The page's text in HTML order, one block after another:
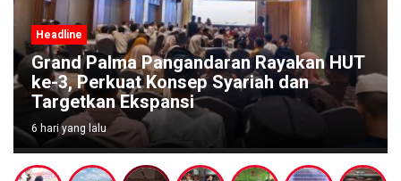
Headline
Grand Palma Pangandaran Rayakan HUT
ke-3, Perkuat Konsep Syariah dan
Targetkan Ekspansi
6 hari yang lalu